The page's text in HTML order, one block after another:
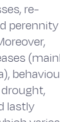
re-
lastly